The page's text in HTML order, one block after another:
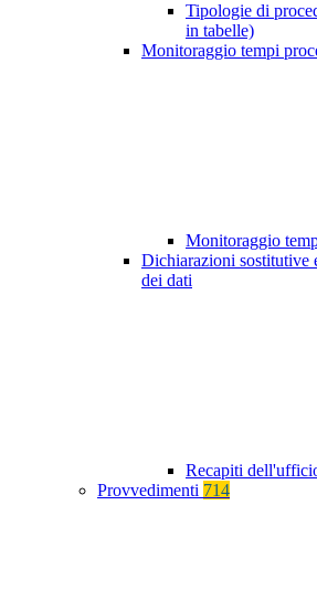
Tipologie di
in tabelle)
Monitoraggio tempi
Monitoraggio
Dichiarazioni sostitutive
dei dati
Recapiti
Provvedimenti 714